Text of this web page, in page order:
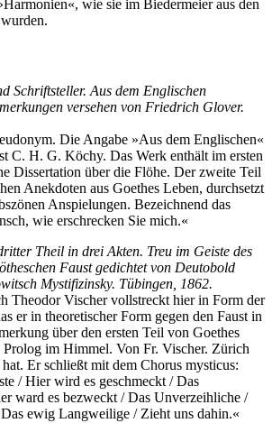
wie sie im Biedermeier aus den
Schriftsteller. Aus dem Englischen
versehen von Friedrich Glover.
Die Angabe »Aus dem Englischen«
C. H. G. Köchy. Das Werk enthält im ersten
Dissertation über die Flöhe. Der zweite Teil
Anekdoten aus Goethes Leben, durchsetzt
Anspielungen. Bezeichnend das
wie erschrecken Sie mich.«
Theil in drei Akten. Treu im Geiste des
Faust gedichtet von Deutobold
Mystifizinsky. Tübingen, 1862.
Theodor Vischer vollstreckt hier in Form der
er in theoretischer Form gegen den Faust in
über den ersten Teil von Goethes
Prolog im Himmel. Von Fr. Vischer. Zürich
Er schließt mit dem Chorus mysticus:
/ Hier wird es geschmeckt / Das
ward es bezweckt / Das Unverzeihliche /
ewig Langweilige / Zieht uns dahin.«